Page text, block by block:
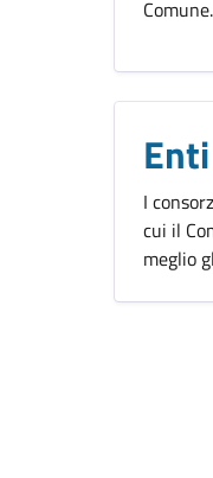
Comune.
I
cui il
meglio